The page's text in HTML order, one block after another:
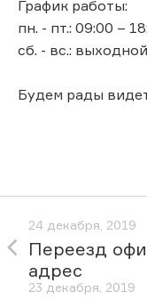
График работы:
пн. - пт.: 09:00 –
сб. - вс.:
Будем рады
24 декабря, 2019
Переезд
адрес
23 декабря, 2019